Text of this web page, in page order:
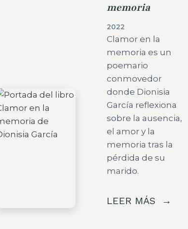
memoria
2022
Clamor en la
memoria es un
poemario
conmovedor
donde Dionisia
García reflexiona
sobre la ausencia,
el amor y la
memoria tras la
pérdida de su
marido.
LEER MÁS